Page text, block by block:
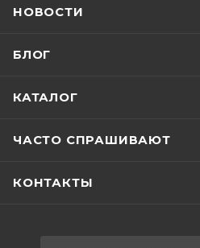
НОВОСТИ
БЛОГ
КАТАЛОГ
ЧАСТО СПРАШИВАЮТ
КОНТАКТЫ